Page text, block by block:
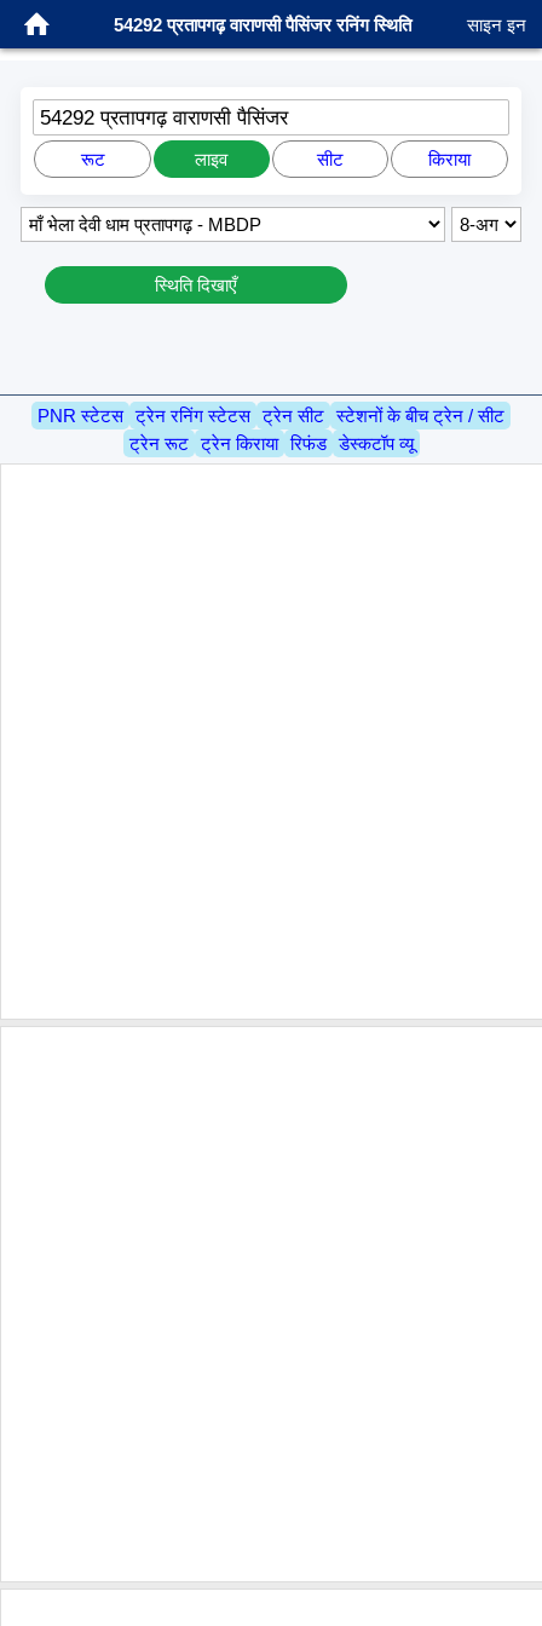
54292 प्रतापगढ़ वाराणसी पैसिंजर रनिंग स्थिति साइन इन
54292 प्रतापगढ़ वाराणसी पैसिंजर
रूट लाइव सीट किराया
स्थिति दिखाएँ
PNR स्टेटस ट्रेन रनिंग स्टेटस ट्रेन सीट स्टेशनों के बीच ट्रेन / सीट
ट्रेन रूट ट्रेन किराया रिफंड डेस्कटॉप व्यू